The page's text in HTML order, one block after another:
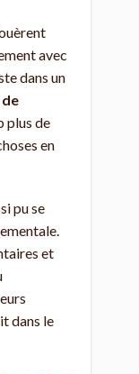
avec
dans un
plus de
en
pu se
et
dans le